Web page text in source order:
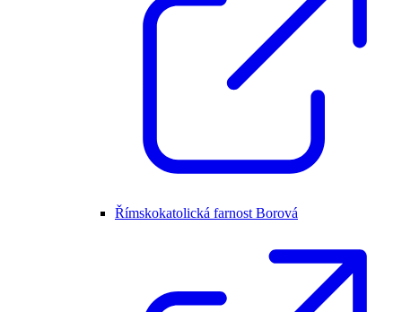
Římskokatolická farnost Borová